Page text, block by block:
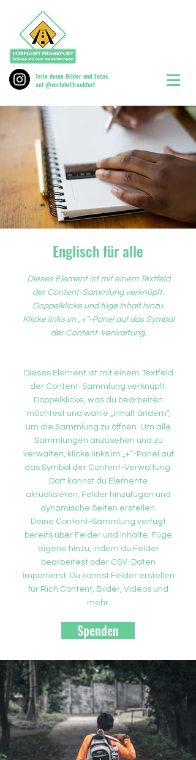
Teile deine Bilder und Fotos
auf @vorfahrtfrankfurt
Englisch für alle
Dieses Element ist mit einem Textfeld
der Content-Sammlung verknüpft.
Doppelklicke und füge Inhalt hinzu.
Klicke links im „+“-Panel auf das Symbol
der Content-Verwaltung.
Dieses Element ist mit einem Textfeld
der Content-Sammlung verknüpft.
Doppelklicke, was du bearbeiten
möchtest und wähle „Inhalt ändern“,
um die Sammlung zu öffnen. Um alle
Sammlungen anzusehen und zu
verwalten, klicke links im „+“-Panel auf
das Symbol der Content-Verwaltung.
Dort kannst du Elemente
aktualisieren, Felder hinzufügen und
dynamische Seiten erstellen.
Deine Content-Sammlung verfügt
bereits über Felder und Inhalte. Füge
eigene hinzu, indem du Felder
bearbeitest oder CSV-Daten
importierst. Du kannst Felder erstellen
für Rich Content, Bilder, Videos und
mehr.
Spenden